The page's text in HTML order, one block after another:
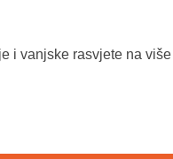
i vanjske rasvjete na